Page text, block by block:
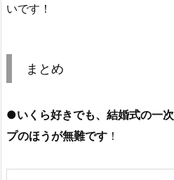
いです！
まとめ
●いくら好きでも、結婚式の一
プのほうが無難です ！